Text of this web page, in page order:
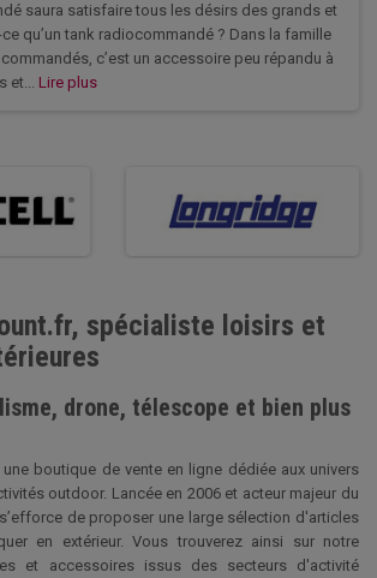
saura satisfaire tous les désirs des grands et
qu’un tank radiocommandé ? Dans la famille
c’est un accessoire peu répandu à
et... Lire plus
spécialiste loisirs et
drone, télescope et bien plus
boutique de vente en ligne dédiée aux univers
outdoor. Lancée en 2006 et acteur majeur du
de proposer une large sélection d'articles
en extérieur. Vous trouverez ainsi sur notre
et accessoires issus des secteurs d'activité